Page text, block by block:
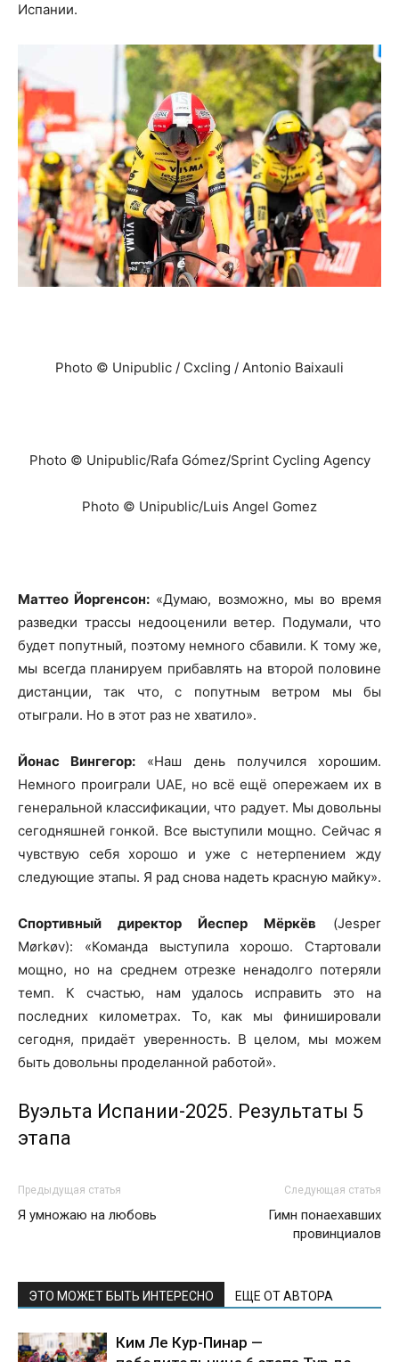
Испании.
Photo © Unipublic / Cxcling / Antonio Baixauli
Photo © Unipublic/Rafa Gómez/Sprint Cycling Agency
Photo © Unipublic/Luis Angel Gomez
Маттео Йоргенсон: «Думаю, возможно, мы во время
разведки трассы недооценили ветер. Подумали, что
будет попутный, поэтому немного сбавили. К тому же,
мы всегда планируем прибавлять на второй половине
дистанции, так что, с попутным ветром мы бы
отыграли. Но в этот раз не хватило».
Йонас Вингегор: «Наш день получился хорошим.
Немного проиграли UAE, но всё ещё опережаем их в
генеральной классификации, что радует. Мы довольны
сегодняшней гонкой. Все выступили мощно. Сейчас я
чувствую себя хорошо и уже с нетерпением жду
следующие этапы. Я рад снова надеть красную майку».
Спортивный директор Йеспер Мёркёв (Jesper
Mørkøv): «Команда выступила хорошо. Стартовали
мощно, но на среднем отрезке ненадолго потеряли
темп. К счастью, нам удалось исправить это на
последних километрах. То, как мы финишировали
сегодня, придаёт уверенность. В целом, мы можем
быть довольны проделанной работой».
Вуэльта Испании-2025. Результаты 5
этапа
Предыдущая статья
Я умножаю на любовь
Следующая статья
Гимн понаехавших
провинциалов
ЭТО МОЖЕТ БЫТЬ ИНТЕРЕСНО ЕЩЕ ОТ АВТОРА
Ким Ле Кур-Пинар —